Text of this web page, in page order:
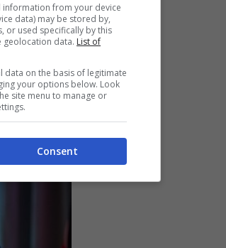
ha uno
gli interessi
americana”.
from your device
data) may be stored by,
or used specifically by this
geolocation data. List of
data on the basis of legitimate
your options below. Look
site menu to manage or
Consent